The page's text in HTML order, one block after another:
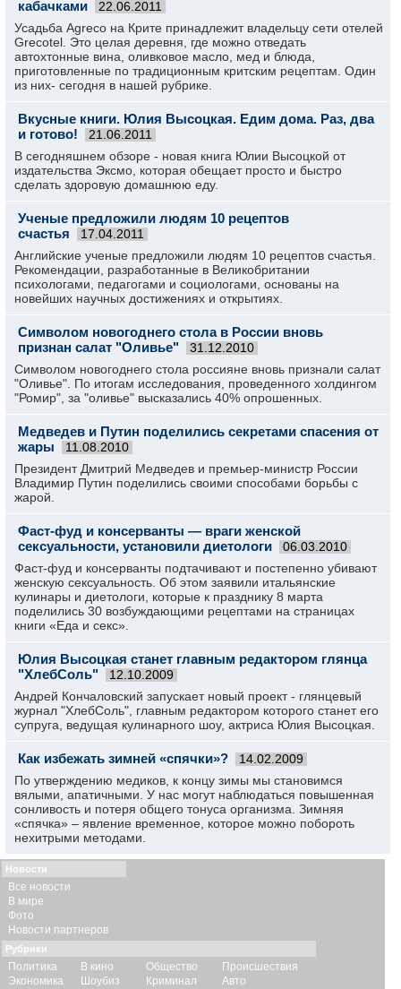
кабачками
22.06.2011
Усадьба Agreco на Крите принадлежит владельцу сети отелей
Grecotel. Это целая деревня, где можно отведать
автохтонные вина, оливковое масло, мед и блюда,
приготовленные по традиционным критским рецептам. Один
из них- сегодня в нашей рубрике.
Вкусные книги. Юлия Высоцкая. Едим дома. Раз, два
и готово!
21.06.2011
В сегодняшнем обзоре - новая книга Юлии Высоцкой от
издательства Эксмо, которая обещает просто и быстро
сделать здоровую домашнюю еду.
Ученые предложили людям 10 рецептов
счастья
17.04.2011
Английские ученые предложили людям 10 рецептов счастья.
Рекомендации, разработанные в Великобритании
психологами, педагогами и социологами, основаны на
новейших научных достижениях и открытиях.
Символом новогоднего стола в России вновь
признан салат "Оливье"
31.12.2010
Символом новогоднего стола россияне вновь признали салат
"Оливье". По итогам исследования, проведенного холдингом
"Ромир", за "оливье" высказались 40% опрошенных.
Медведев и Путин поделились секретами спасения от
жары
11.08.2010
Президент Дмитрий Медведев и премьер-министр России
Владимир Путин поделились своими способами борьбы с
жарой.
Фаст-фуд и консерванты — враги женской
сексуальности, установили диетологи
06.03.2010
Фаст-фуд и консерванты подтачивают и постепенно убивают
женскую сексуальность. Об этом заявили итальянские
кулинары и диетологи, которые к празднику 8 марта
поделились 30 возбуждающими рецептами на страницах
книги «Еда и секс».
Юлия Высоцкая станет главным редактором глянца
"ХлебСоль"
12.10.2009
Андрей Кончаловский запускает новый проект - глянцевый
журнал "ХлебСоль", главным редактором которого станет его
супруга, ведущая кулинарного шоу, актриса Юлия Высоцкая.
Как избежать зимней «спячки»? 14.02.2009
По утверждению медиков, к концу зимы мы становимся
вялыми, апатичными. У нас могут наблюдаться повышенная
сонливость и потеря общего тонуса организма. Зимняя
«спячка» – явление временное, которое можно побороть
нехитрыми методами.
Новости
Все новости
В мире
Фото
Новости партнеров
Рубрики
Политика
Экономика
В кино
Шоубиз
Общество
Криминал
Происшествия
Авто